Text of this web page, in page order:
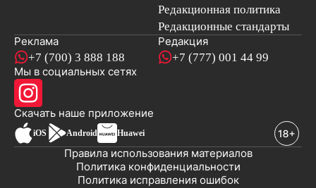
Редакционная политика
Редакционные стандарты
Реклама
+7 (700) 3 888 188
Редакция
+7 (777) 001 44 99
Мы в социальных сетях
Скачать наше приложениеновостей
iOS Android Huawei
Политика исправления ошибок
Политика конфиденциальности
Правила использования материалов